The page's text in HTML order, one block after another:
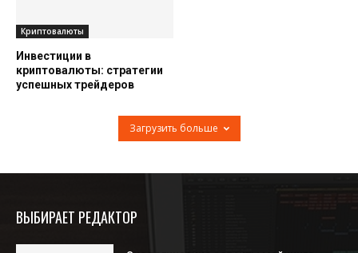
Криптовалюты
Инвестиции в
криптовалюты: стратегии
успешных трейдеров
Загрузить больше
ВЫБИРАЕТ РЕДАКТОР